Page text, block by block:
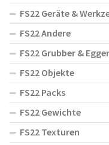
FS22 Geräte &
FS22 Andere
FS22 Grubber &
FS22 Objekte
FS22 Packs
FS22 Gewichte
FS22 Texturen